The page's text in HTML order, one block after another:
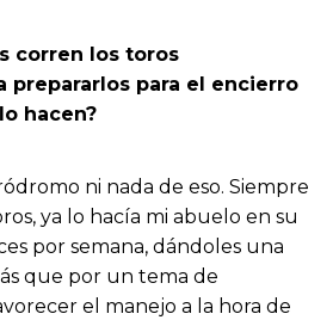
corren los toros
prepararlos para el encierro
hacen?
ni nada de eso. Siempre
ya lo hacía mi abuelo en su
por semana, dándoles una
que por un tema de
el manejo a la hora de